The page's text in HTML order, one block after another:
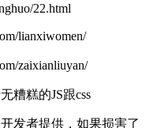
22.html
lianxiwomen/
zaixianliuyan/
糟糕的JS跟css
发者提供，如果损害了